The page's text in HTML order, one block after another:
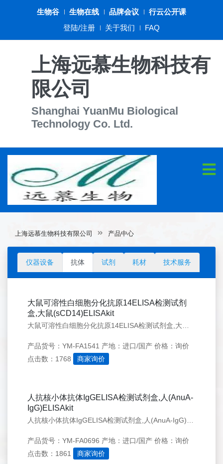
生物谷 生物在线 品牌会议
行云公开课
登陆/注册
关于我们 FAQ
上海远慕生物科技有
限公司
Shanghai YuanMu Biological
Technology Co. Ltd.
上海远慕生物科技有限公司 产品中心
仪器设备 抗体 试剂 耗材 技术服务
大鼠可溶性白细胞分化抗原14ELISA检测试剂
盒,大鼠(sCD14)ELISAkit
产品货号：YM-FA1541 产地：进口/国产 价格：询价
点击数：1768
商家询价
人抗核小体抗体IgGELISA检测试剂盒,人(AnuA-
IgG)ELISAkit
产品货号：YM-FA0696 产地：进口/国产 价格：询价
点击数：1861
商家询价